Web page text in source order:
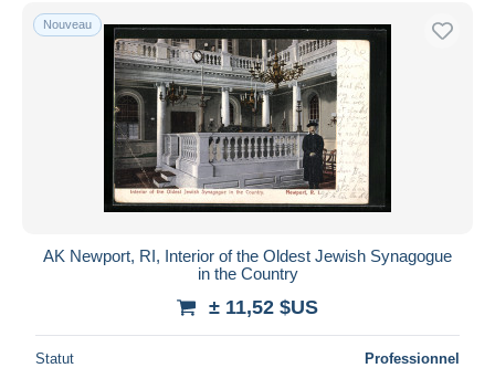
Uniquement en réduction
Livraison gratuite
Méthodes de paiement
PayPal
Virement bancaire
Visa
Mastercard
iDeal
Nouveau
AK Newport, RI, Interior of the Oldest Jewish Synagogue
in the Country
± 11,52 $US
Statut Professionnel